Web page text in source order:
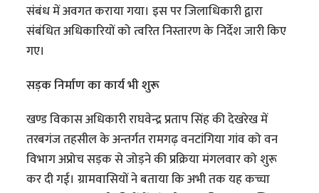
संबंध में अवगत कराया गया। इस पर जिलाधिकारी द्वारा
संबंधित अधिकारियों को त्वरित निस्तारण के निर्देश जारी किए
गए।
सड़क निर्माण का कार्य भी शुरू
खण्ड विकास अधिकारी राघवेन्द्र प्रताप सिंह की देखरेख में
तरबगंज तहसील के अन्तर्गत रामगढ़ वनटांगिया गांव को वन
विभाग अप्रोच सड़क से जोड़ने की प्रक्रिया मंगलवार को शुरू
कर दी गई। ग्रामवासियों ने बताया कि अभी तक यह कच्चा